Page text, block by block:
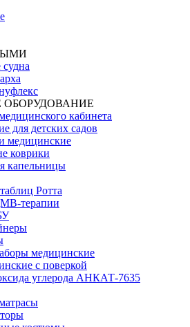
кабинета
для детских садов
медицинские
коврики
капельницы
Ротта
терапии
медицинские
с поверкой
углерода АНКАТ-7635